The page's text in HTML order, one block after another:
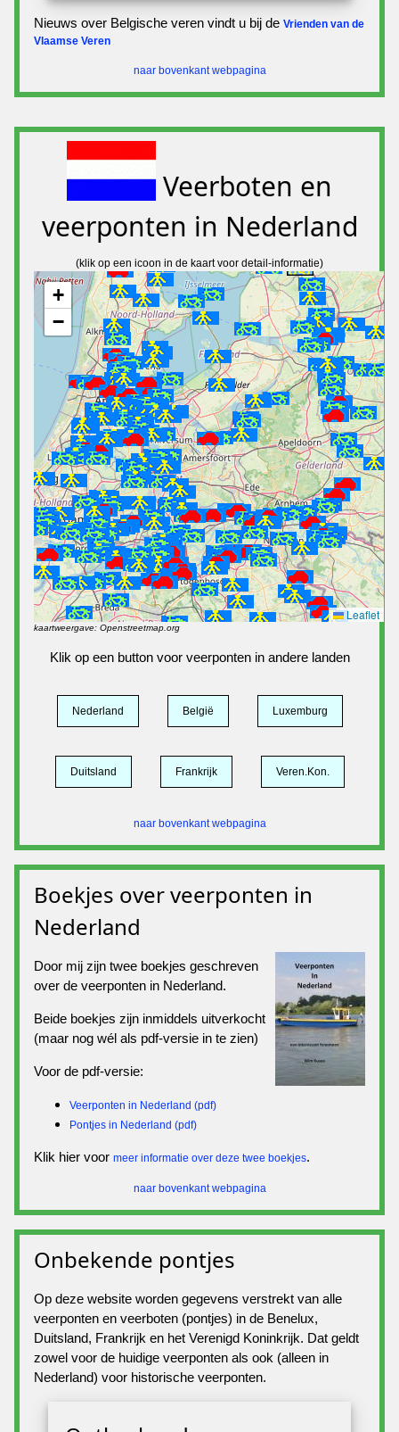
Nieuws over Belgische veren vindt u bij de Vrienden van de
Vlaamse Veren
naar bovenkant webpagina
Veerboten en
veerponten in Nederland
(klik op een icoon in de kaart voor detail-informatie)
+
−
Leaflet
kaartweergave: Openstreetmap.org
Klik op een button voor veerponten in andere landen
Nederland België Luxemburg
Duitsland Frankrijk Veren.Kon.
naar bovenkant webpagina
Boekjes over veerponten in
Nederland
Door mij zijn twee boekjes geschreven
over de veerponten in Nederland.
Beide boekjes zijn inmiddels uitverkocht
(maar nog wél als pdf-versie in te zien)
Voor de pdf-versie:
Veerponten in Nederland (pdf)
Pontjes in Nederland (pdf)
Klik hier voor meer informatie over deze twee boekjes.
naar bovenkant webpagina
Onbekende pontjes
Op deze website worden gegevens verstrekt van alle
veerponten en veerboten (pontjes) in de Benelux,
Duitsland, Frankrijk en het Verenigd Koninkrijk. Dat geldt
zowel voor de huidige veerponten als ook (alleen in
Nederland) voor historische veerponten.